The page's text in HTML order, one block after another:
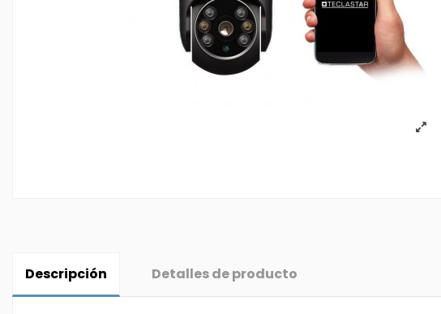
Descripción Detalles de producto